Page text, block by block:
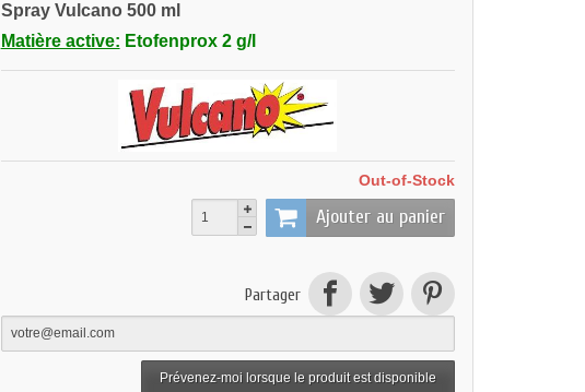
Spray Vulcano 500 ml
Matière active: Etofenprox 2 g/l
Out-of-Stock
Ajouter au panier
Partager
Prévenez-moi lorsque le produit est disponible